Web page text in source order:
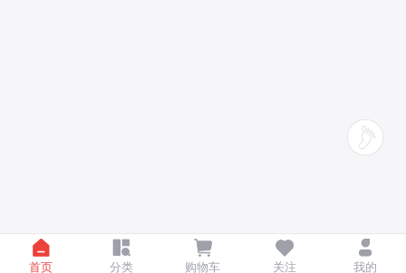
首页 分类 购物车 关注 我的